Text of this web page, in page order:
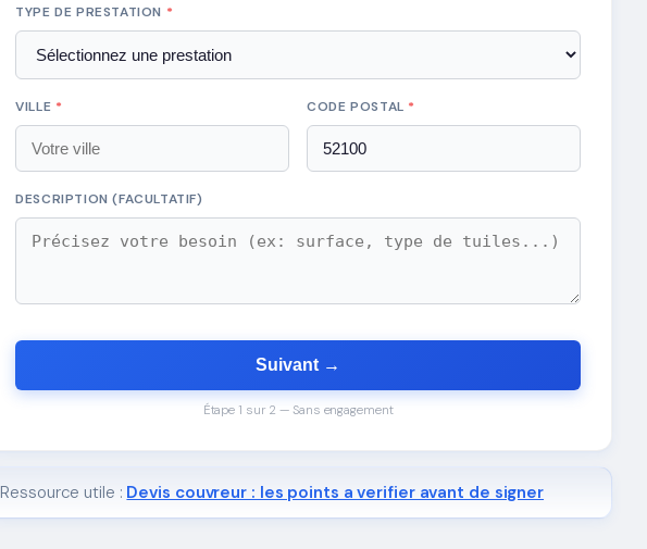
TYPE DE PRESTATION *
VILLE * CODE POSTAL *
DESCRIPTION (FACULTATIF)
Suivant →
Étape 1 sur 2 — Sans engagement
Ressource utile : Devis couvreur : les points a verifier avant de signer